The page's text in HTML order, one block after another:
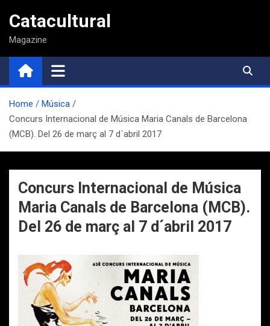
contenido
Catacultural
Magazine
Home
Música
Concurs Internacional de Música Maria Canals de Barcelona
(MCB). Del 26 de març al 7 d´abril 2017
Concurs Internacional de Música
Maria Canals de Barcelona (MCB).
Del 26 de març al 7 d´abril 2017